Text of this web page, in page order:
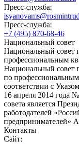
Пресс-служба:
Пресс-служба:
+7 (495) 870-68-46
Национальный совет
Национальный совет
профессиональным
Национальный совет
по
соответствии с
16 апреля 2014 года
совета является
работодателей
предпринимателей»
Контакты
Сайт: